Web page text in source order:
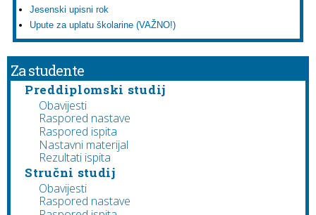
Jesenski upisni rok
Upute za uplatu školarine (VAŽNO!)
Za studente
Preddiplomski studij
Obavijesti
Raspored nastave
Raspored ispita
Nastavni materijal
Rezultati ispita
Stručni studij
Obavijesti
Raspored nastave